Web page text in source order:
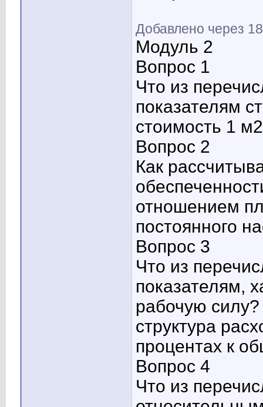
Добавлено через
Модуль 2
Вопрос 1
Что из
показателям
стоимость 1
Вопрос 2
Как
отношением
постоянного
Вопрос 3
Что из
показателям,
рабочую силу?
структура
процентах к
Вопрос 4
Что из